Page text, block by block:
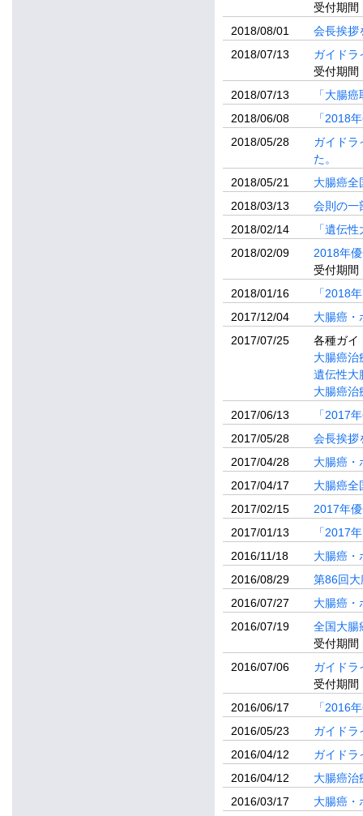
受付期間
2018/08/01
会長挨拶
2018/07/13
ガイドラ
受付期間
2018/07/13
「大腸
2018/06/08
「2018
2018/05/28
ガイドラ
た。
2018/05/21
大腸癌全
2018/03/13
会則の一
2018/02/14
「遺伝
2018/02/09
2018年
受付期間
2018/01/16
「2018
2017/12/04
大腸癌・
2017/07/25
各種ガイ
大腸癌治
遺伝性
大腸癌治
2017/06/13
「2017
2017/05/28
会長挨拶
2017/04/28
大腸癌・
2017/04/17
大腸癌全
2017/02/15
2017年
2017/01/13
「2017
2016/11/18
大腸癌・
2016/08/29
第86回
2016/07/27
大腸癌・
2016/07/19
全国大腸
受付期間
2016/07/06
ガイドラ
受付期間
2016/06/17
「2016
2016/05/23
ガイドラ
2016/04/12
ガイドラ
2016/04/12
大腸癌治
2016/03/17
大腸癌・